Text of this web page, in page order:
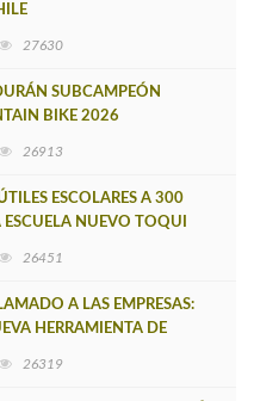
27630
SUBCAMPEÓN
BIKE 2026
26913
ESCOLARES A 300
ESCUELA NUEVO TOQUI
26451
A LAS EMPRESAS:
HERRAMIENTA DE
26319